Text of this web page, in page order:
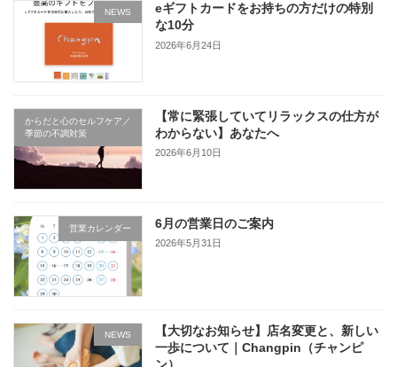
NEWS
eギフトカードをお持ちの方だけの特別
な10分
2026年6月24日
からだと心のセルフケア／
季節の不調対策
【常に緊張していてリラックスの仕方が
わからない】あなたへ
2026年6月10日
営業カレンダー 6月の営業日のご案内
2026年5月31日
NEWS
【大切なお知らせ】店名変更と、新しい
一歩について｜Changpin（チャンピ